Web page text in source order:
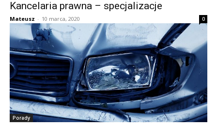
Kancelaria prawna – specjalizacje
Mateusz - 10 marca, 2020 0
Porady